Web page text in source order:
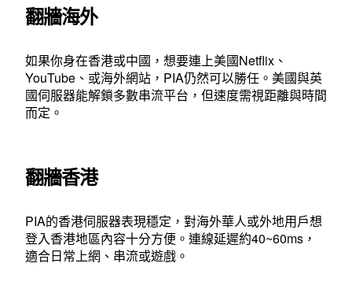
翻牆海外
如果你身在香港或中國，想要連上美國Netflix、
YouTube、或海外網站，PIA仍然可以勝任。美國與英
國伺服器能解鎖多數串流平台，但速度需視距離與時間
而定。
翻牆香港
PIA的香港伺服器表現穩定，對海外華人或外地用戶想
登入香港地區內容十分方便。連線延遲約40~60ms，
適合日常上網、串流或遊戲。